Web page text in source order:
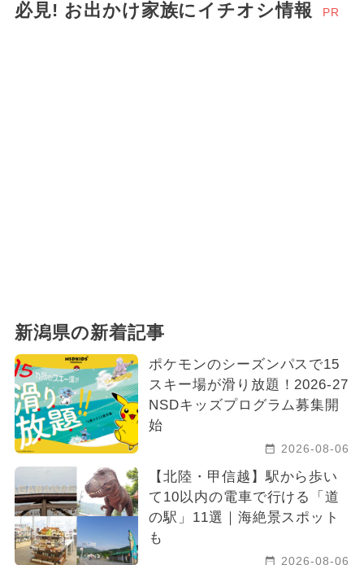
必見! お出かけ家族にイチオシ情報 PR
新潟県の新着記事
ポケモンのシーズンパスで15
スキー場が滑り放題！2026-27
NSDキッズプログラム募集開
始
2026-08-06
【北陸・甲信越】駅から歩い
て10以内の電車で行ける「道
の駅」11選｜海絶景スポット
も
2026-08-06